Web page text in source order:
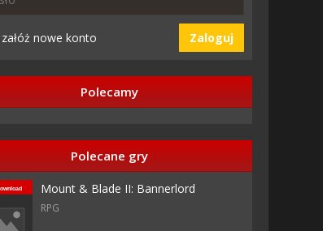
załóż nowe konto Zaloguj
Polecamy
Polecane gry
Mount & Blade II: Bannerlord
RPG